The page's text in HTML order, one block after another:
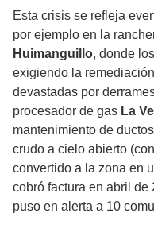
Esta crisis se refleja
por ejemplo en la
Huimanguillo, donde
exigiendo la
devastadas por
procesador de gas La
mantenimiento de
crudo a cielo abierto
convertido a la zona en
cobró factura en abril
puso en alerta a 10